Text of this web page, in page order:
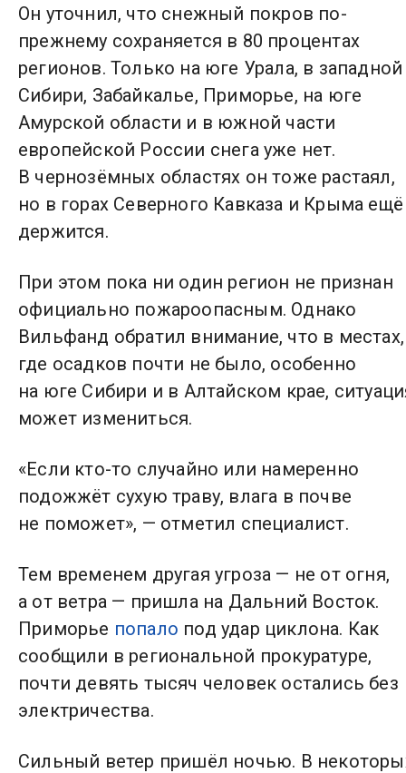
Он уточнил, что снежный покров по-
прежнему сохраняется в 80 процентах
регионов. Только на юге Урала, в западной
Сибири, Забайкалье, Приморье, на юге
Амурской области и в южной части
европейской России снега уже нет.
В чернозёмных областях он тоже растаял,
но в горах Северного Кавказа и Крыма ещё
держится.
При этом пока ни один регион не признан
официально пожароопасным. Однако
Вильфанд обратил внимание, что в местах,
где осадков почти не было, особенно
на юге Сибири и в Алтайском крае,
может измениться.
«Если кто-то случайно или намеренно
подожжёт сухую траву, влага в почве
не поможет», — отметил специалист.
Тем временем другая угроза — не от огня,
а от ветра — пришла на Дальний Восток.
Приморье попало под удар циклона. Как
сообщили в региональной прокуратуре,
почти девять тысяч человек остались без
электричества.
Сильный ветер пришёл ночью. В